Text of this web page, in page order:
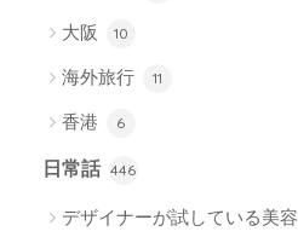
大阪 10
海外旅行 11
香港 6
日常話 446
デザイナーが試している美容